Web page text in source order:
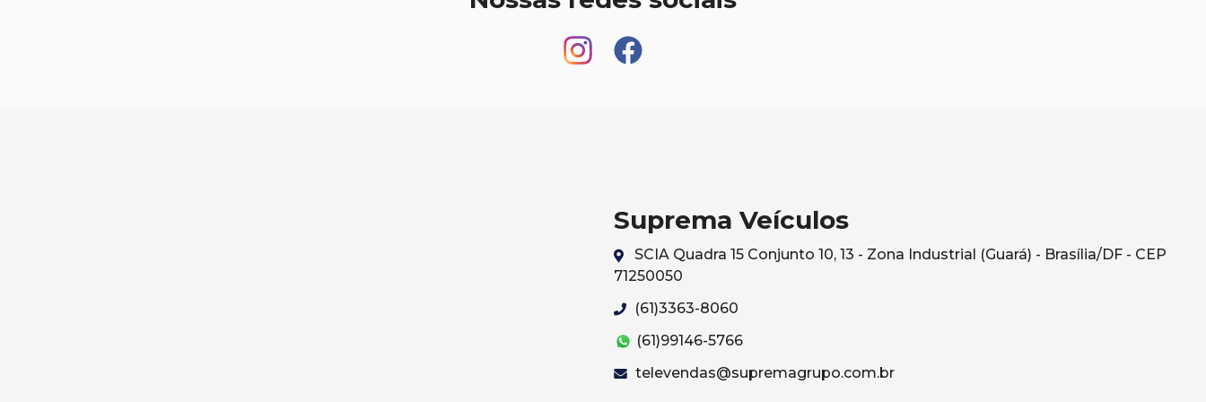
Suprema Veículos
SCIA Quadra 15 Conjunto 10, 13 - Zona Industrial (Guará) - Brasília/DF - CEP
71250050
(61)3363-8060
(61)99146-5766
televendas@supremagrupo.com.br